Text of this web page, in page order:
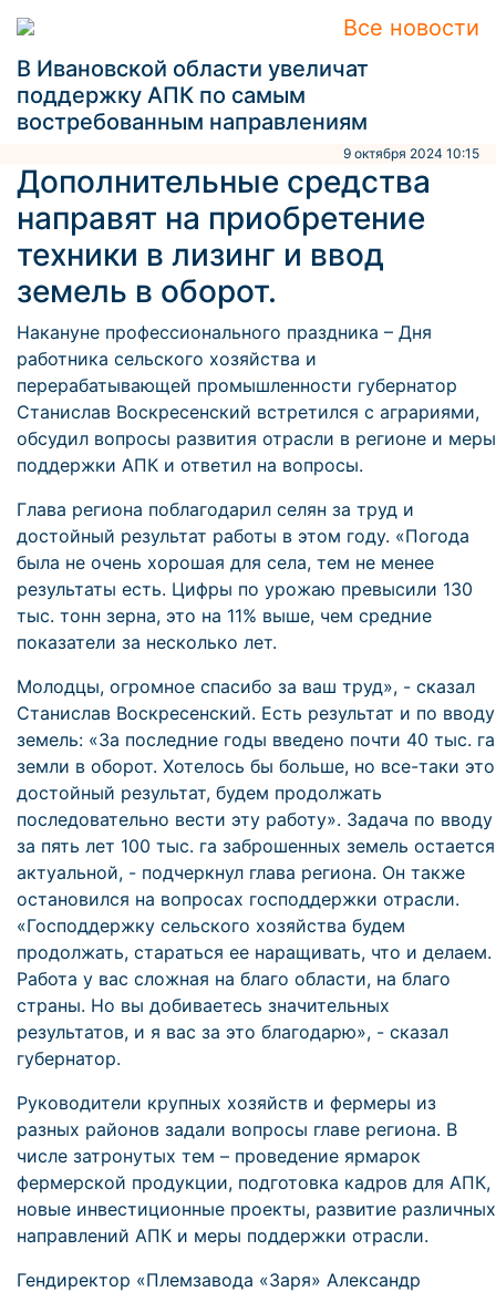
Все новости
В Ивановской области увеличат
поддержку АПК по самым
востребованным направлениям
9 октября 2024 10:15
Дополнительные средства
направят на приобретение
техники в лизинг и ввод
земель в оборот.
Накануне профессионального праздника – Дня
работника сельского хозяйства и
перерабатывающей промышленности губернатор
Станислав Воскресенский встретился с аграриями,
обсудил вопросы развития отрасли в регионе и меры
поддержки АПК и ответил на вопросы.
Глава региона поблагодарил селян за труд и
достойный результат работы в этом году. «Погода
была не очень хорошая для села, тем не менее
результаты есть. Цифры по урожаю превысили 130
тыс. тонн зерна, это на 11% выше, чем средние
показатели за несколько лет.
Молодцы, огромное спасибо за ваш труд», - сказал
Станислав Воскресенский. Есть результат и по вводу
земель: «За последние годы введено почти 40 тыс. га
земли в оборот. Хотелось бы больше, но все-таки это
достойный результат, будем продолжать
последовательно вести эту работу». Задача по вводу
за пять лет 100 тыс. га заброшенных земель остается
актуальной, - подчеркнул глава региона. Он также
остановился на вопросах господдержки отрасли.
«Господдержку сельского хозяйства будем
продолжать, стараться ее наращивать, что и делаем.
Работа у вас сложная на благо области, на благо
страны. Но вы добиваетесь значительных
результатов, и я вас за это благодарю», - сказал
губернатор.
Руководители крупных хозяйств и фермеры из
разных районов задали вопросы главе региона. В
числе затронутых тем – проведение ярмарок
фермерской продукции, подготовка кадров для АПК,
новые инвестиционные проекты, развитие различных
направлений АПК и меры поддержки отрасли.
Гендиректор «Племзавода «Заря» Александр